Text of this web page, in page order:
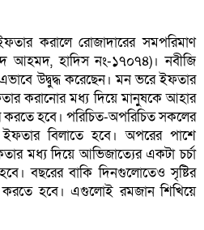
করালে রোজাদারের সমপরিমাণ
আহমদ, হাদিস নং-১৭০৭৪)। নবীজি
উদ্বুদ্ধ করেছেন। মন ভরে ইফতার
করানোর মধ্য দিয়ে মানু্ষকে আহার
হবে। পরিচিত-অপরিচিত সকলের
ইফতার বিলাতে হবে। অপরের পাশে
মধ্য দিয়ে আভিজাত্যের একটা চর্চা
বছরের বাকি দিনগুলোতেও সৃষ্টির
করতে হবে। এগুলোই রমজান শিখিয়ে